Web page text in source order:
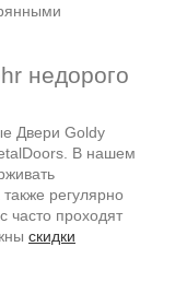
недорого
Двери Goldy
В нашем
регулярно
часто проходят
скидки